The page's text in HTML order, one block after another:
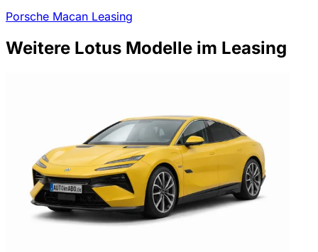
Porsche Macan Leasing
Weitere Lotus Modelle im Leasing